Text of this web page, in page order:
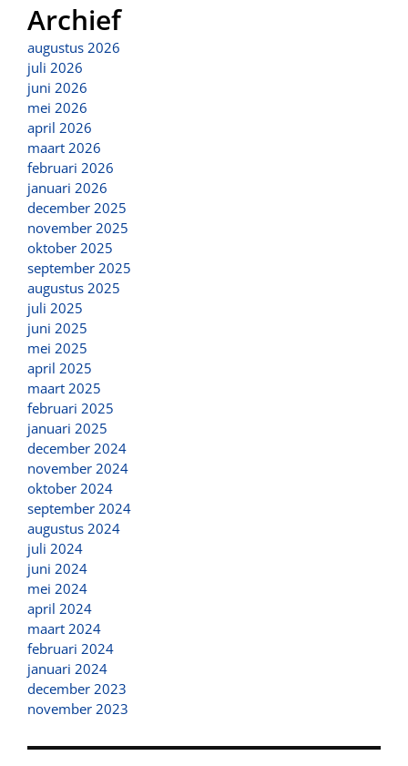
Archief
augustus 2026
juli 2026
juni 2026
mei 2026
april 2026
maart 2026
februari 2026
januari 2026
december 2025
november 2025
oktober 2025
september 2025
augustus 2025
juli 2025
juni 2025
mei 2025
april 2025
maart 2025
februari 2025
januari 2025
december 2024
november 2024
oktober 2024
september 2024
augustus 2024
juli 2024
juni 2024
mei 2024
april 2024
maart 2024
februari 2024
januari 2024
december 2023
november 2023